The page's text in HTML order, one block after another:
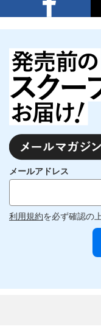
メールアドレス
利用規約を必ず確認の